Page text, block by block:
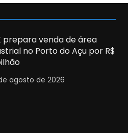
prepara venda de área
no Porto do Açu por R$
agosto de 2026